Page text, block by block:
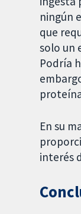
ningún
que
solo un
Podría
En su
interés